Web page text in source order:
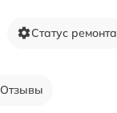
Статус ремонта
Отзывы